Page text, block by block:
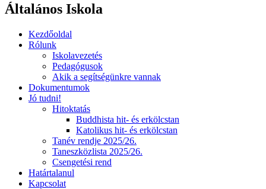
Általános Iskola
Kezdőoldal
Rólunk
Iskolavezetés
Pedagógusok
Akik a segítségünkre vannak
Dokumentumok
Jó tudni!
Hitoktatás
Buddhista hit- és erkölcstan
Katolikus hit- és erkölcstan
Tanév rendje 2025/26.
Taneszközlista 2025/26.
Csengetési rend
Határtalanul
Kapcsolat